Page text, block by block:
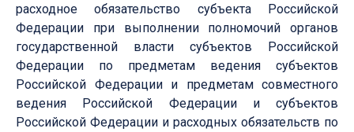
расходное обязательство субъекта Российской
Федерации при выполнении полномочий органов
государственной власти субъектов Российской
Федерации по предметам ведения субъектов
Российской Федерации и предметам совместного
ведения Российской Федерации и субъектов
Российской Федерации и расходных обязательств по